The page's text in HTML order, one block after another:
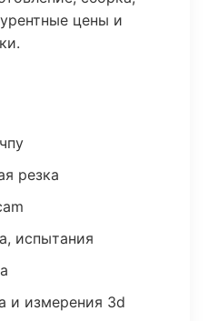
цены и
резка
испытания
и измерения 3d